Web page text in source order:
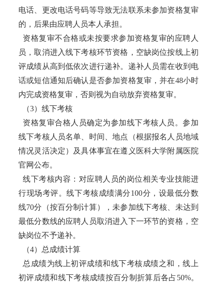
电话、更改电话号码等导致无法联系未参加资格复审
的，后果由应聘人员本人承担。
资格复审不合格或未按要求参加资格复审的应聘人
员，取消进入线下考核环节资格，空缺岗位按线上初
评成绩从高到低依次进行递补。递补人员需在收到电
话或短信通知后确认是否参加资格复审，并在48小时
内完成资格复审，否则视为自动放弃资格复审。
（3）线下考核
资格复审合格人员确定为参加线下考核人员。参加
线下考核人员名单、时间、地点（根据报名人员地域
情况灵活决定）及具体事宜在遵义医科大学附属医院
官网公布。
线下考核内容：对应聘人员的岗位相关专业技能进
行现场考评。线下考核成绩满分100分，设最低分数
线70分（按百分制计算），未参加线下考核、未达到
最低分数线的应聘人员取消进入下一环节的资格，空
缺岗位不予递补。
（4）总成绩计算
总成绩为线上初评成绩和线下考核成绩之和，线上
初评成绩和线下考核成绩按百分制折算后各占50%。